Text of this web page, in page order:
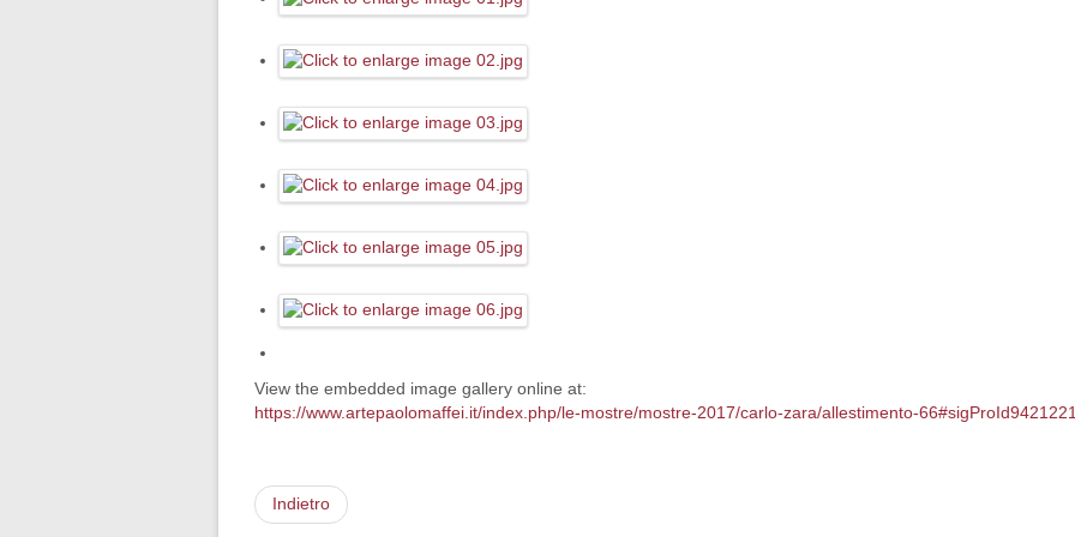
View the embedded image gallery online at:
https://www.artepaolomaffei.it/index.php/le-mostre/mostre-2017/carlo-zara/allestimento-
Indietro